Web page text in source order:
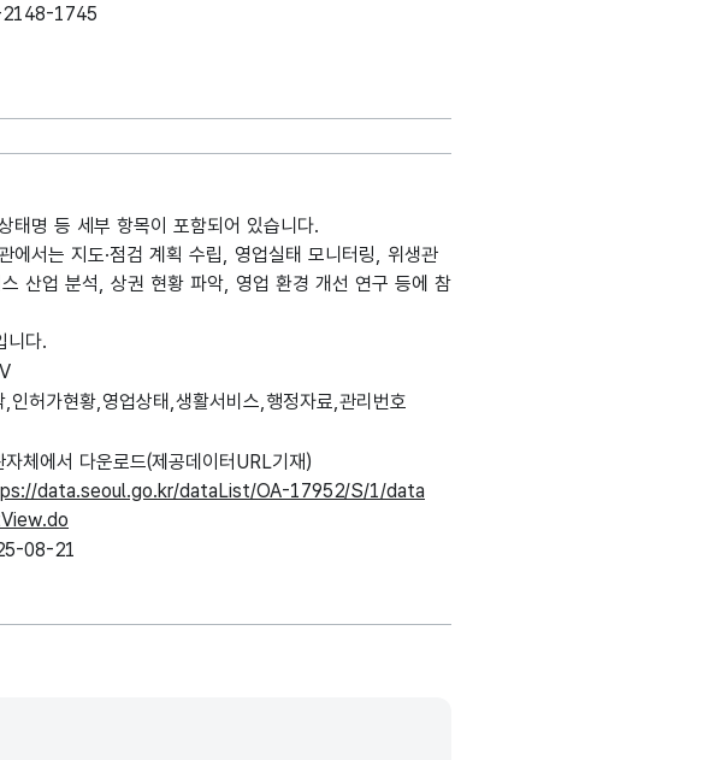
1745
태명 등 세부 항목이 포함되어 있습니다.
서는 지도·점검 계획 수립, 영업실태 모니터링, 위생관
산업 분석, 상권 현황 파악, 영업 환경 개선 연구 등에 참
니다.
,인허가현황,영업상태,생활서비스,행정자료,관리번호
자체에서 다운로드(제공데이터URL기재)
data.seoul.go.kr/dataList/OA-17952/S/1/data
08-21